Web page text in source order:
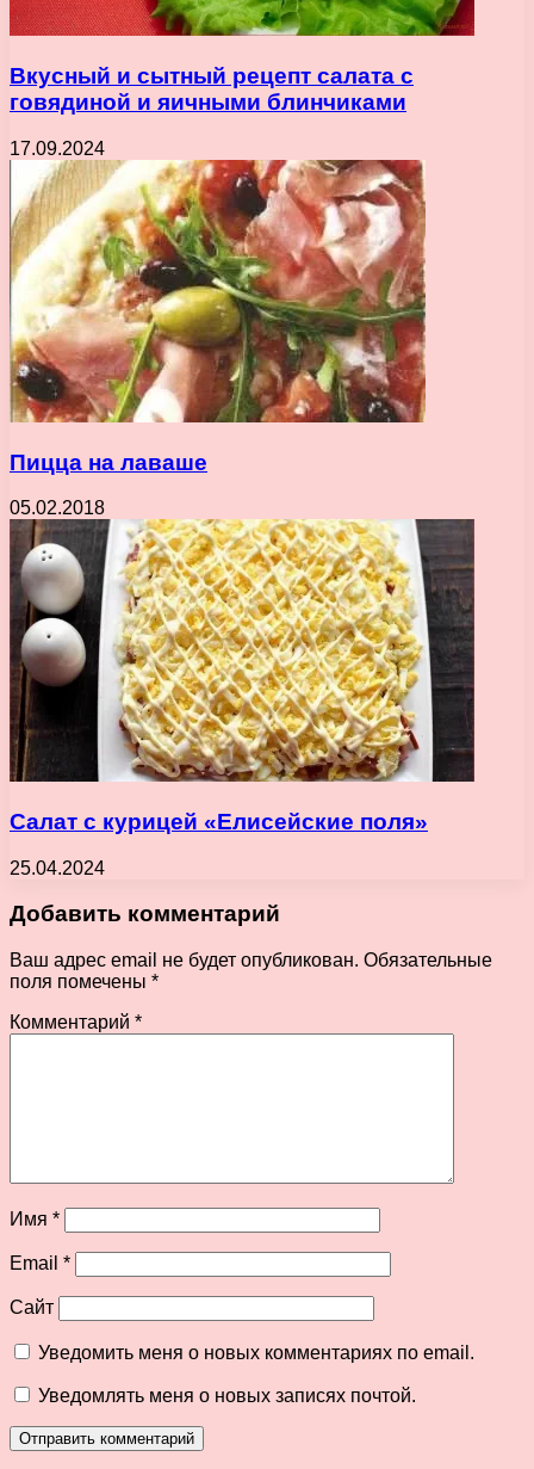
Вкусный и сытный рецепт салата с
говядиной и яичными блинчиками
17.09.2024
Пицца на лаваше
05.02.2018
Салат с курицей «Елисейские поля»
25.04.2024
Добавить комментарий
Ваш адрес email не будет опубликован. Обязательные
поля помечены *
Комментарий *
Имя *
Email *
Сайт
Уведомить меня о новых комментариях по email.
Уведомлять меня о новых записях почтой.